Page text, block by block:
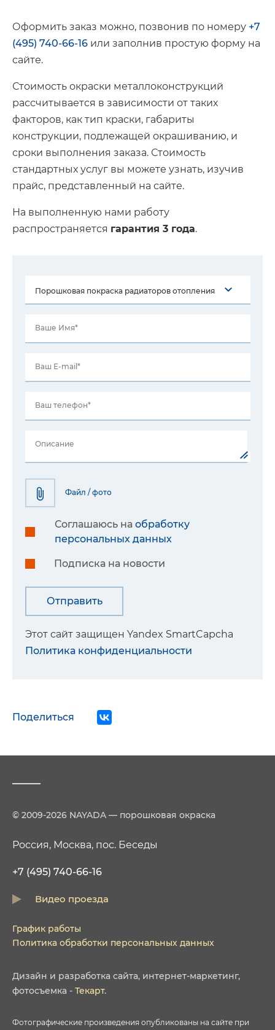
Оформить заказ можно, позвонив по номеру +7
(495) 740-66-16 или заполнив простую форму на
сайте.
Стоимость окраски металлоконструкций
рассчитывается в зависимости от таких
факторов, как тип краски, габариты
конструкции, подлежащей окрашиванию, и
сроки выполнения заказа. Стоимость
стандартных услуг вы можете узнать, изучив
прайс, представленный на сайте.
На выполненную нами работу
распространяется гарантия 3 года.
Ваше Имя*
Ваш E-mail*
Ваш телефон*
Описание
Файл / фото
Соглашаюсь на обработку
персональных данных
Подписка на новости
Этот сайт защищен Yandex SmartCapcha
Политика конфиденциальности
Поделиться
© 2009-2026 NAYADA — порошковая окраска
Россия, Москва, пос. Беседы
+7 (495) 740-66-16
Видео проезда
График работы
Политика обработки персональных данных
Дизайн и разработка сайта, интернет-маркетинг,
фотосъемка - Текарт.
Фотографические произведения опубликованы на сайте при